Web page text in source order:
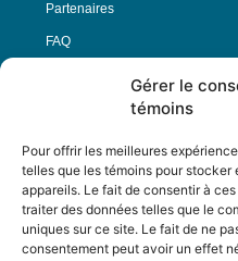
Gérer le
témoins
Pour offrir les meilleures
telles que les témoins pour
appareils. Le fait de consentir à
traiter des données telles que le
uniques sur ce site. Le fait de ne
consentement peut avoir un effet
Partenaires
FAQ
Nous Suivre